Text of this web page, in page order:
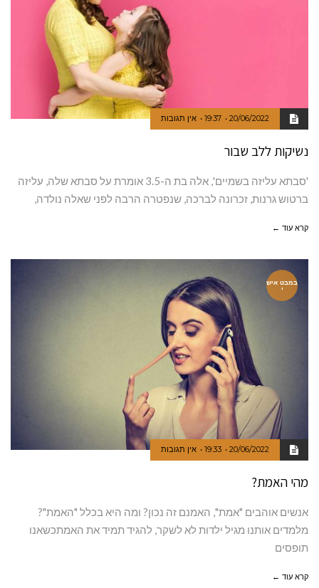
20/06/2022
19:37 אין תגובות
נשיקות ללב שבור
'סבתא עליזה בשמיים', אלה בת ה-3.5 אומרת על סבתא שלה, עליזה
ברטוש גרנות, זכרונה לברכה, שנפטרה הרבה לפני שאלה נולדה,
קרא עוד ←
במבט איש
י
20/06/2022
19:33 אין תגובות
מהי האמת?
אנשים אוהבים "אמת", האמנם זה נכון? ומה היא בכלל "האמת"?
מלמדים אותנו מגיל ילדות לא לשקר, להגיד תמיד את האמתכשאנו
תופסים
קרא עוד ←